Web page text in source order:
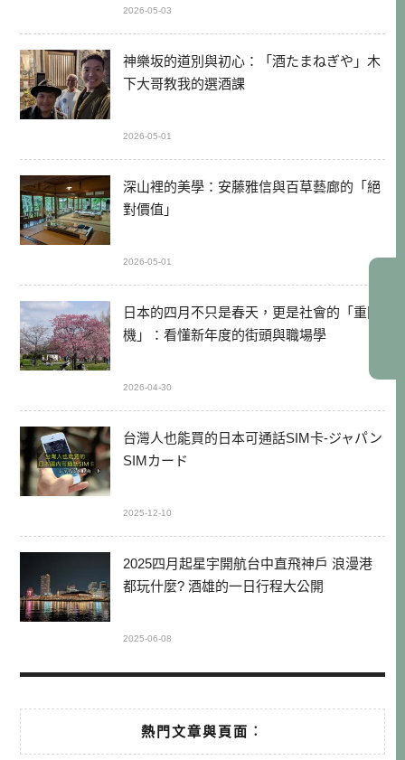
2026-05-03
神樂坂的道別與初心：「酒たまねぎや」木
下大哥教我的選酒課
2026-05-01
深山裡的美學：安藤雅信與百草藝廊的「絕
對價值」
2026-05-01
日本的四月不只是春天，更是社會的「重開
機」：看懂新年度的街頭與職場學
2026-04-30
台灣人也能買的日本可通話SIM卡-ジャパン
SIMカード
2025-12-10
2025四月起星宇開航台中直飛神戶 浪漫港
都玩什麼? 酒雄的一日行程大公開
2025-06-08
熱門文章與頁面︰